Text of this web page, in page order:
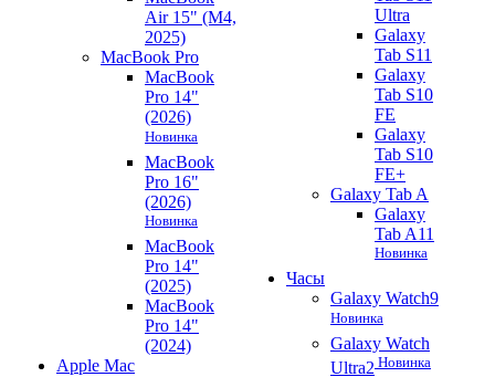
Air 15" (M4,
2025)
MacBook Pro
MacBook
Pro 14"
(2026)
Новинка
MacBook
Pro 16"
(2026)
Новинка
MacBook
Pro 14"
(2025)
MacBook
Pro 14"
(2024)
Apple Mac
Ultra
Galaxy
Tab S11
Galaxy
Tab S10
FE
Galaxy
Tab S10
FE+
Galaxy Tab A
Galaxy
Tab A11
Новинка
Часы
Galaxy Watch9
Новинка
Galaxy Watch
Ultra2 Новинка